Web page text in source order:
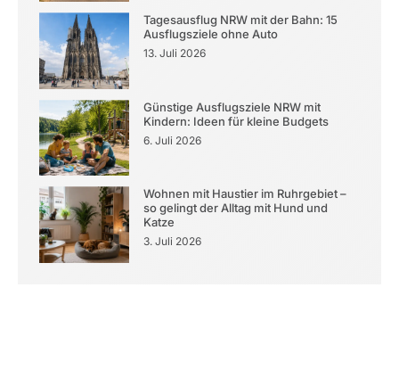
Tagesausflug NRW mit der Bahn: 15
Ausflugsziele ohne Auto
13. Juli 2026
Günstige Ausflugsziele NRW mit
Kindern: Ideen für kleine Budgets
6. Juli 2026
Wohnen mit Haustier im Ruhrgebiet –
so gelingt der Alltag mit Hund und
Katze
3. Juli 2026